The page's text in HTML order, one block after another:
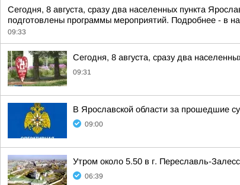
Сегодня, 8 августа, сразу два населенных пункта
подготовлены программы мероприятий. Подробнее - в
09:33
Сегодня, 8 августа, сразу два
09:31
В Ярославской области за прошедшие
09:00
Утром около 5.50 в г. Переславль-
06:39